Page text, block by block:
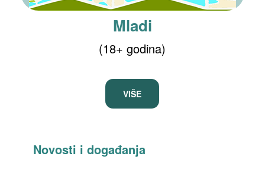
Mladi
(18+ godina)
VIŠE
Novosti i događanja